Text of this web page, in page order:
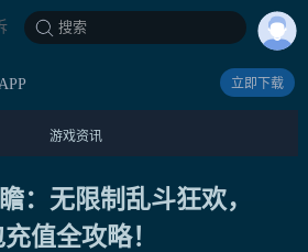
搜索
立即下载
游戏资讯
：无限制乱斗狂欢，
值全攻略！